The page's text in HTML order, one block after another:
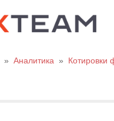
» Аналитика » Котировки